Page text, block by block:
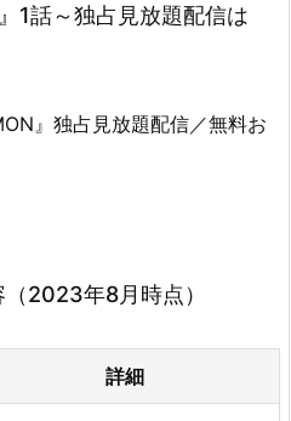
1話～独占見放題配信は
』独占見放題配信／無料お
2023年8月時点）
詳細